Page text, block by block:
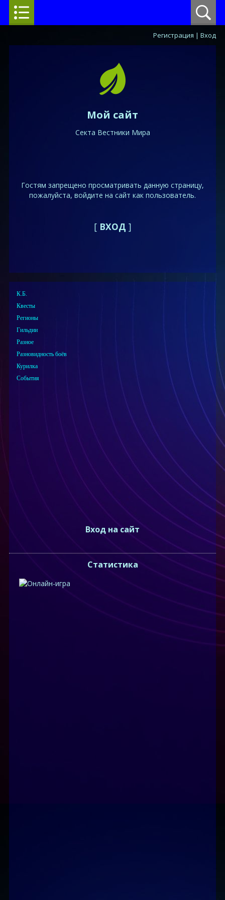
Регистрация | Вход
Мой сайт
Секта Вестники Мира
Гостям запрещено просматривать данную страницу,
пожалуйста, войдите на сайт как пользователь.
[ ВХОД ]
К.Б.
Квесты
Регионы
Гильдии
Разное
Разновидность боёв
Курилка
События
Вход на сайт
Статистика